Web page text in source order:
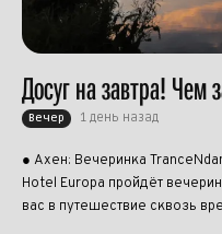
Досуг на завтра! Чем
Вечер 1 день назад
● Ахен: Вечеринка
Hotel Europa пройдёт
вас в путешествие сквозь